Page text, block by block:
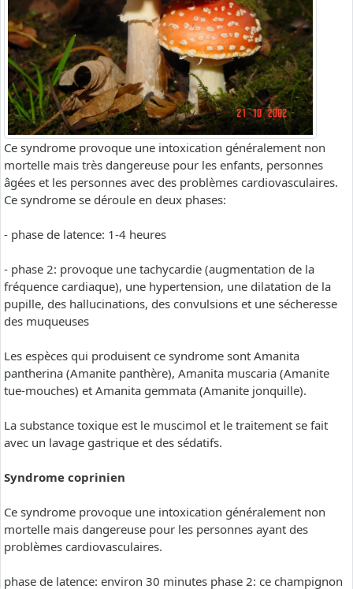
Ce syndrome provoque une intoxication généralement non
mortelle mais très dangereuse pour les enfants, personnes
âgées et les personnes avec des problèmes cardiovasculaires.
Ce syndrome se déroule en deux phases:
- phase de latence: 1-4 heures
- phase 2: provoque une tachycardie (augmentation de la
fréquence cardiaque), une hypertension, une dilatation de la
pupille, des hallucinations, des convulsions et une sécheresse
des muqueuses
Les espèces qui produisent ce syndrome sont Amanita
pantherina (Amanite panthère), Amanita muscaria (Amanite
tue-mouches) et Amanita gemmata (Amanite jonquille).
La substance toxique est le muscimol et le traitement se fait
avec un lavage gastrique et des sédatifs.
Syndrome coprinien
Ce syndrome provoque une intoxication généralement non
mortelle mais dangereuse pour les personnes ayant des
problèmes cardiovasculaires.
phase de latence: environ 30 minutes phase 2: ce champignon